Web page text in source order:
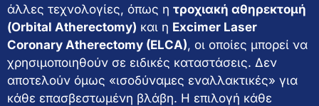
άλλες τεχνολογίες, όπως η τροχιακή αθηρεκτομή
(Orbital Atherectomy) και η Excimer Laser
Coronary Atherectomy (ELCA), οι οποίες μπορεί να
χρησιμοποιηθούν σε ειδικές καταστάσεις. Δεν
αποτελούν όμως «ισοδύναμες εναλλακτικές» για
κάθε επασβεστωμένη βλάβη. Η επιλογή κάθε